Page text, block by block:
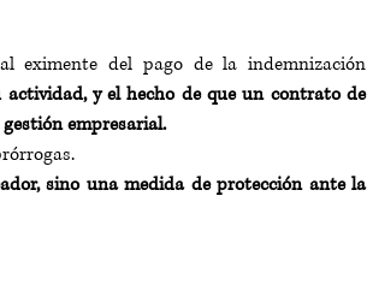
eximente del pago de la indemnización
y el hecho de que un contrato de
empresarial.
sino una medida de protección ante la